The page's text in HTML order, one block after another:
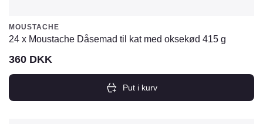
MOUSTACHE
24 x Moustache Dåsemad til kat med oksekød 415 g
360 DKK
Put i kurv